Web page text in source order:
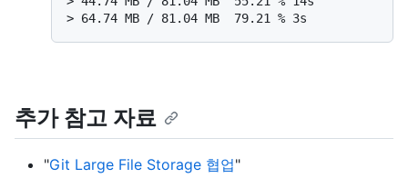
> 64.74 MB / 81.04 MB  79.21 % 3s
추가 참고 자료
"Git Large File Storage 협업"